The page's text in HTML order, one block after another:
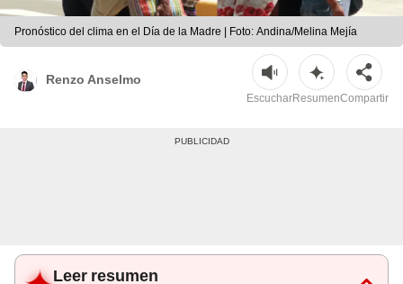
Pronóstico del clima en el Día de la Madre | Foto: Andina/Melina Mejía
Renzo Anselmo
EscucharResumenCompartir
Leer resumen